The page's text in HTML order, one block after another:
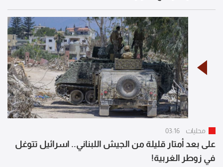
محليات 03:16
على بعد أمتار قليلة من الجيش اللبناني.. اسرائيل تتوغل
في زوطر الغربية!